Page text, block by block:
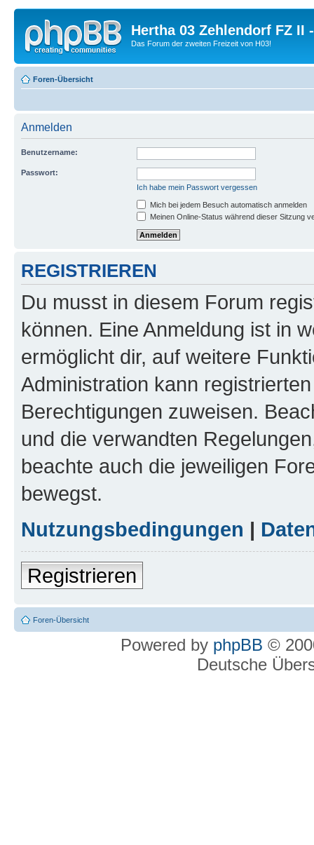
Hertha 03 Zehlendorf FZ II
Das Forum der zweiten Freizeit von H03!
Foren-Übersicht
Anmelden
Benutzername:
Passwort:
Ich habe mein Passwort vergessen
Mich bei jedem Besuch automatisch anmelden
Meinen Online-Status während dieser Sitzung
REGISTRIEREN
Du musst in diesem Forum
können. Eine Anmeldung ist in
ermöglicht dir, auf weitere
Administration kann
Berechtigungen zuweisen.
und die verwandten
beachte auch die jeweiligen
bewegst.
Nutzungsbedingungen |
Registrieren
Foren-Übersicht
Powered by phpBB ©
Deutsche